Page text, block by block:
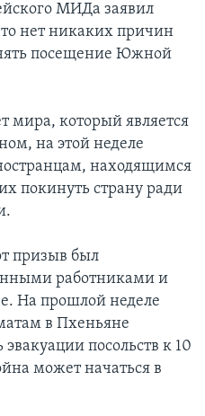
МИДа заявил
нет никаких причин
посещение Южной
мира, который является
на этой неделе
находящимся
покинуть страну ради
призыв был
работниками и
На прошлой неделе
в Пхеньяне
посольств к 10
может начаться в